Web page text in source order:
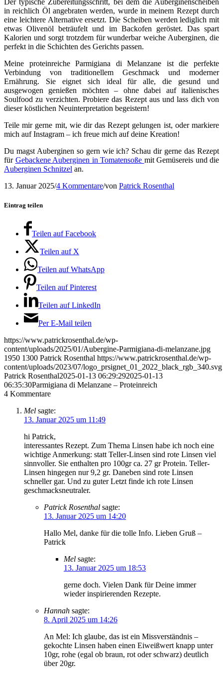
in reichlich Öl angebraten werden, wurde in meinem Rezept durch
eine leichtere Alternative ersetzt. Die Scheiben werden lediglich mit
etwas Olivenöl beträufelt und im Backofen geröstet. Das spart
Kalorien und sorgt trotzdem für wunderbar weiche Auberginen, die
perfekt in die Schichten des Gerichts passen.
Meine proteinreiche Parmigiana di Melanzane ist die perfekte
Verbindung von traditionellem Geschmack und moderner
Ernährung. Sie eignet sich ideal für alle, die gesund und
ausgewogen genießen möchten – ohne dabei auf italienisches
Soulfood zu verzichten. Probiere das Rezept aus und lass dich von
dieser köstlichen Neuinterpretation begeistern!
Teile mir gerne mit, wie dir das Rezept gelungen ist, oder markiere
mich auf Instagram – ich freue mich auf deine Kreation!
Du magst Auberginen so gern wie ich? Schau dir gerne das Rezept
für Gebackene Auberginen in Tomatensoße mit Gemüsereis und die
Auberginen Schnitzel an.
13. Januar 2025/4 Kommentare/von Patrick Rosenthal
Eintrag teilen
Teilen auf Facebook
Teilen auf X
Teilen auf WhatsApp
Teilen auf Pinterest
Teilen auf LinkedIn
Per E-Mail teilen
https://www.patrickrosenthal.de/wp-
content/uploads/2025/01/Aubergine-Parmigiana-di-melanzane.jpg
1950 1300 Patrick Rosenthal https://www.patrickrosenthal.de/wp-
content/uploads/2023/07/logo_prsignet_01_2022_black_rgb_340.svg
Patrick Rosenthal2025-01-13 06:29:292025-01-13
06:35:30Parmigiana di Melanzane – Proteinreich
4 Kommentare
Mel sagte:
13. Januar 2025 um 11:49
hi Patrick,
interessantes Rezept. Zum Thema Linsen habe ich noch eine
wichtige Anmerkung: statt Teller-Linsen sind rote Linsen viel
sinnvoller. Sie enthalten pro 100gr ca. 27 gr Protein. Teller-
Linsen hingegen nur 9,2 gr. Daneben sind rote Linsen
schneller gar. Und zu guter Letzt finde ich rote Linsen
geschmacksneutraler.
Patrick Rosenthal sagte:
13. Januar 2025 um 14:20
Hallo Mel, danke für die tolle Info. Lieben Gruß –
Patrick
Mel sagte:
13. Januar 2025 um 18:53
gerne doch. Vielen Dank für Deine immer
wieder inspirierenden Rezepte.
Hannah sagte:
8. April 2025 um 14:26
An Mel: Ich glaube, das ist ein Missverständnis –
gekochte Linsen haben einen Eiweißwert knapp unter
10gr, rohe (egal ob braun, rot oder schwarz) deutlich
über 20gr.